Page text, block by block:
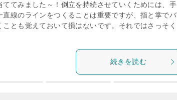
ててみました～！倒立を持続させていくためには、手
直線のラインをつくることは重要ですが、指と掌でバ
とも覚えておいて損はないです。それではさっそく
続きを読む